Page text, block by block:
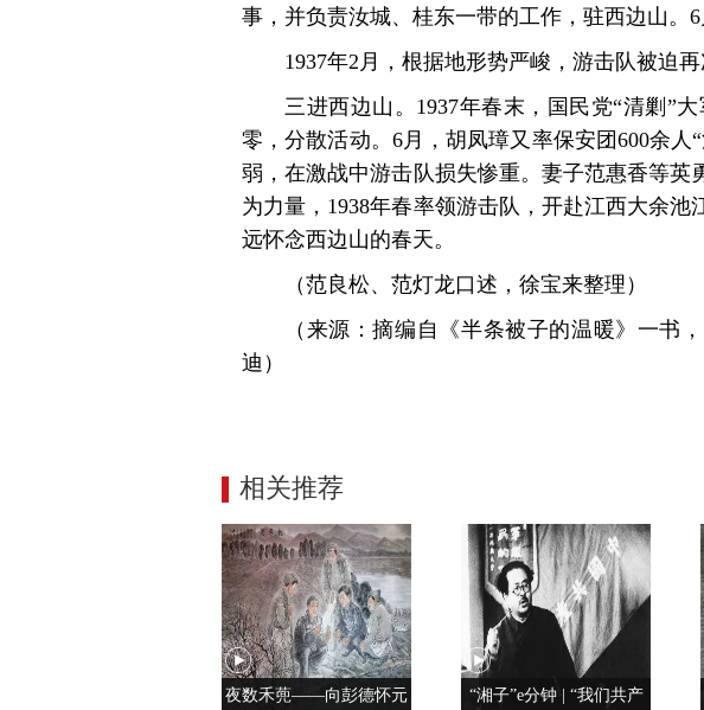
事，并负责汝城、桂东一带的工作，驻西边山。
1937年2月，根据地形势严峻，游击队被迫再
三进西边山。1937年春末，国民党“清剿”
零，分散活动。6月，胡凤璋又率保安团600余
弱，在激战中游击队损失惨重。妻子范惠香等
为力量，1938年春率领游击队，开赴江西大余
远怀念西边山的春天。
（范良松、范灯龙口述，徐宝来整理）
（来源：摘编自《半条被子的温暖》一书
迪）
相关推荐
夜数禾蔸——向彭德怀元
“湘子”e分钟 | “我们共产